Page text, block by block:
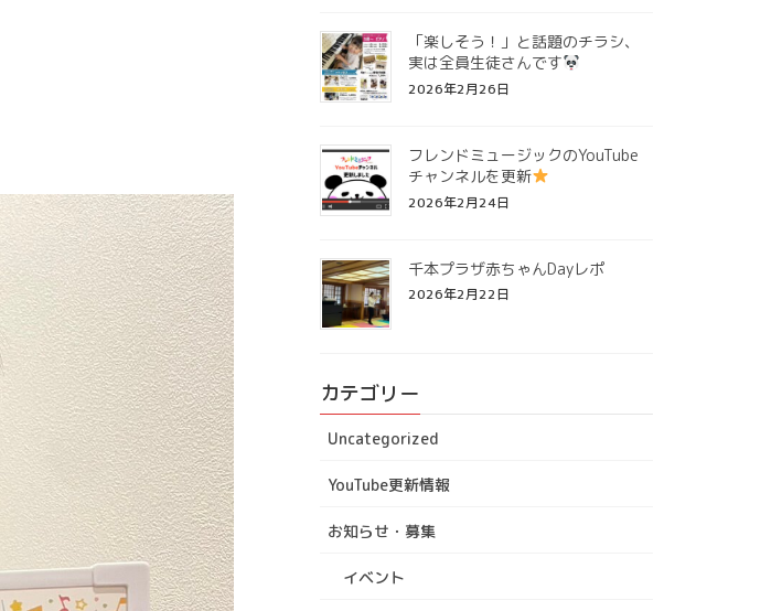
「楽しそう！」と話題のチラシ、
実は全員生徒さんです
2026年2月26日
フレンドミュージックのYouTube
チャンネルを更新
2026年2月24日
千本プラザ赤ちゃんDayレポ
2026年2月22日
カテゴリー
Uncategorized
YouTube更新情報
お知らせ・募集
イベント